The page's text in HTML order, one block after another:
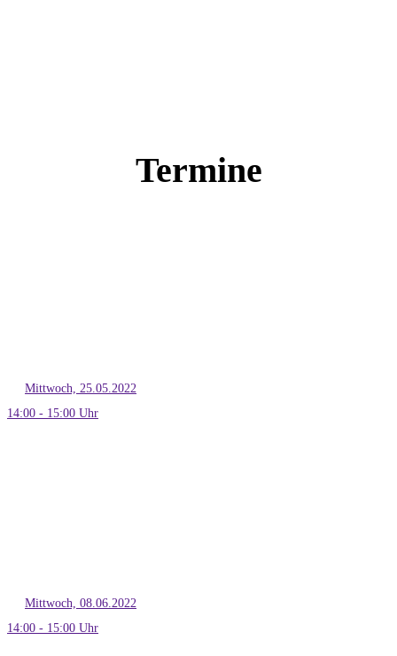
Termine
Mittwoch, 25.05.2022
14:00 - 15:00 Uhr
Mittwoch, 08.06.2022
14:00 - 15:00 Uhr